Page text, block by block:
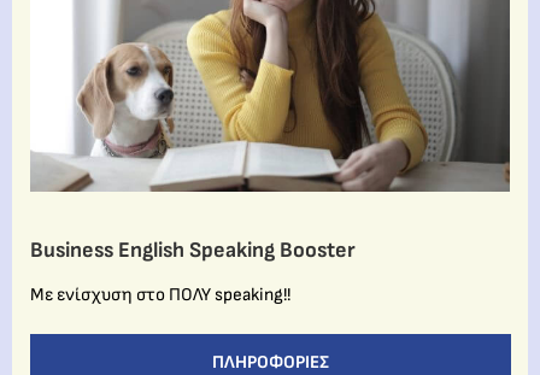
Business English Speaking Booster
Με ενίσχυση στο ΠΟΛΥ speaking!!
ΠΛΗΡΟΦΟΡΊΕΣ